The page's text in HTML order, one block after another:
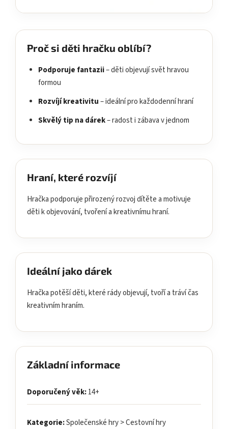
Proč si děti hračku oblíbí?
Podporuje fantazii– děti objevují svět hravou
formou
Rozvíjí kreativitu– ideální pro každodenní hraní
Skvělý tip na dárek– radost i zábava v jednom
Hraní, které rozvíjí
Hračka podporuje přirozený rozvoj dítěte a motivuje
děti k objevování, tvoření a kreativnímu hraní.
Ideální jako dárek
Hračka potěší děti, které rády objevují, tvoří a tráví čas
kreativním hraním.
Základní informace
Doporučený věk:14+
Kategorie:Společenské hry > Cestovní hry